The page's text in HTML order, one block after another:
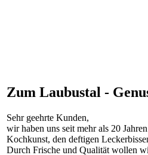
Zum Laubustal -
Sehr geehrte Kunden,
wir haben uns seit mehr als 20
Kochkunst, den deftigen
Durch Frische und Qualität wollen